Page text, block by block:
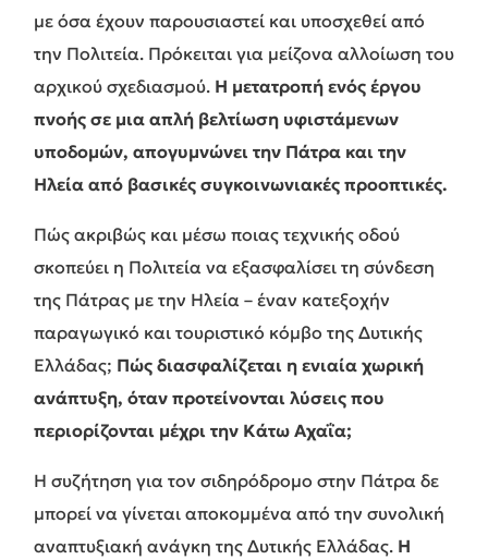
με όσα έχουν παρουσιαστεί και υποσχεθεί από
την Πολιτεία. Πρόκειται για μείζονα αλλοίωση του
αρχικού σχεδιασμού. Η μετατροπή ενός έργου
πνοής σε μια απλή βελτίωση υφιστάμενων
υποδομών, απογυμνώνει την Πάτρα και την
Ηλεία από βασικές συγκοινωνιακές προοπτικές.
Πώς ακριβώς και μέσω ποιας τεχνικής οδού
σκοπεύει η Πολιτεία να εξασφαλίσει τη σύνδεση
της Πάτρας με την Ηλεία – έναν κατεξοχήν
παραγωγικό και τουριστικό κόμβο της Δυτικής
Ελλάδας; Πώς διασφαλίζεται η ενιαία χωρική
ανάπτυξη, όταν προτείνονται λύσεις που
περιορίζονται μέχρι την Κάτω Αχαΐα;
Η συζήτηση για τον σιδηρόδρομο στην Πάτρα δε
μπορεί να γίνεται αποκομμένα από την συνολική
αναπτυξιακή ανάγκη της Δυτικής Ελλάδας. Η